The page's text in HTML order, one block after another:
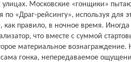
улицах. Московские «гонщики»
по «Драг-рейсингу», используя для
правило, в ночное время. Иногда
что вместе с суммой
материальное вознаграждение.
гонка, непередаваемое